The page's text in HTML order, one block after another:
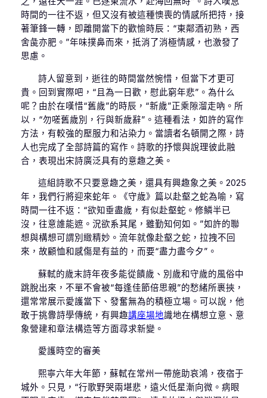
時間的一往不返，但又沒有被這種懊喪的情感所把持，接
著筆鋒一轉，即離開當下的歡愉時辰：“東鄰酒初熟，西
舍彘亦肥。”年味撲鼻而來，抵消了消極情感，也激發了
思慮。
詩人留意到，逝往的時間當然惋惜，但當下才更可
貴。回到實際吧，“且為一日歡，慰此窮年悲”。為什么
呢？由於在嘆惜“舊歲”的時辰，“新歲”正乘隙溜走吶。所
以，“勿嗟舊歲別，行與新歲辭”。這種看法，如許的寫作
方法，有較強的壓服力和沾染力。當讀者名頓開之際，詩
人也完成了全部詩篇的寫作。詩歌的抒懷與說理彼此融
合，表現出宋詩廣泛具有的意趣之美。
這組詩歌不只要意趣之美，還具有興趣象之美。2025
年，我們行將迎來蛇年。《守歲》篇以赴壑之蛇為喻，寫
時間一往不返：“欲知垂盡歲，有似赴壑蛇。修鱗半已
沒，往意誰能遮。況欲系其尾，雖勤知何如。”如許的聯
想與構想可謂別緻精妙。流年就像赴壑之蛇，拉拽不回
來，故顧恤和感傷是有益的，而要“盡力盡今夕”。
蘇軾的歲末詩年夜多能從饋歲、別歲和守歲的風俗中
跳脫出來，不單不會被“每逢佳節倍思親”的愁緒所裹挾，
還常常展示愛護當下、發奮無為的積極立場。可以說，他
敢于挑釁詩學傳統，有興趣講座場地識地在構想立意、意
象營建和章法構造等方面尋求新變。
愛護時空的審美
熙寧六年大年節，蘇軾在常州一帶施助哀鴻，夜宿于
城外。只見，“行歌野哭兩堪悲，遠火低星漸向微。病眼